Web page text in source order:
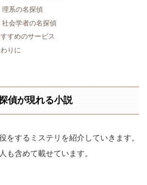
理系の名探偵
社会学者の名探偵
すめのサービス
りに
偵が現れる小説
をするミステリを紹介していきます。
も含めて載せています。